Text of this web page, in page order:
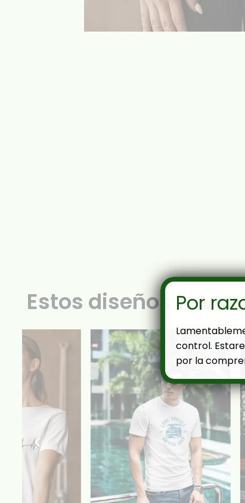
Estos diseños te
Por
control.
por la